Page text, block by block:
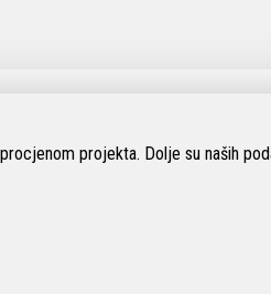
projekta. Dolje su naših